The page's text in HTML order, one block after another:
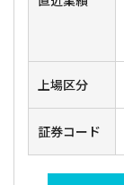
上場区分
証券コード